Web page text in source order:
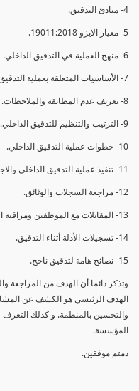
4- مبادئ التدقيق.
5- معيار الايزو 19011:2018.
6- منهج العملية في التدقيق الداخلي.
7- الأساسيات المتعلقة بعملية التدقيق الداخلي.
8- تعريف عدم المطابقة والملاحظات.
9- الترتيب والتنظيم للتدقيق الداخلي.
10- خطوات عملية التدقيق الداخلي.
11- تنفيذ عملية التدقيق الداخلي والاجتماع الافتتاحي.
12- مراجعة السجلات والوثائق.
13- المقابلات مع الموظفين ومراقبة الانشطة والمرافق.
14- تسجيلات الأدلة أثناء التدقيق.
15- نصائح هامة لتدقيق ناجح.
وتذكر دائما أن الهدف من المراجعة
الهدف الرئيسي هو الكشف عن
والتحسين بالمنظمة. و كذلك التعرف
المؤسسة.
دمتم موفقين.